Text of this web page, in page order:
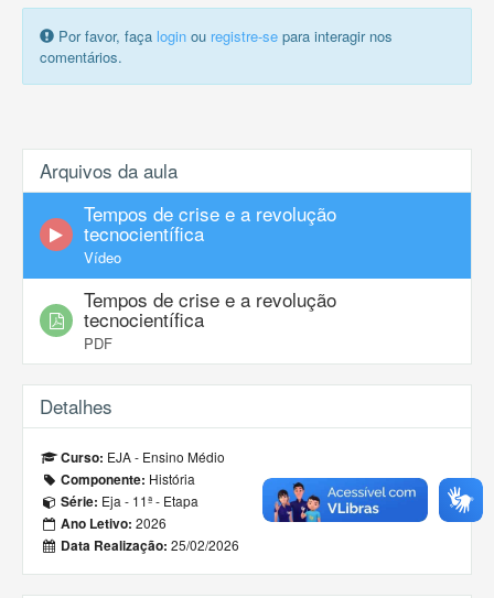
Por favor, faça login ou registre-se para interagir nos
comentários.
Arquivos da aula
Tempos de crise e a revolução
tecnocientífica
Vídeo
Tempos de crise e a revolução
tecnocientífica
PDF
Detalhes
Curso: EJA - Ensino Médio
Componente: História
Série: Eja - 11ª - Etapa
Ano Letivo: 2026
Data Realização: 25/02/2026